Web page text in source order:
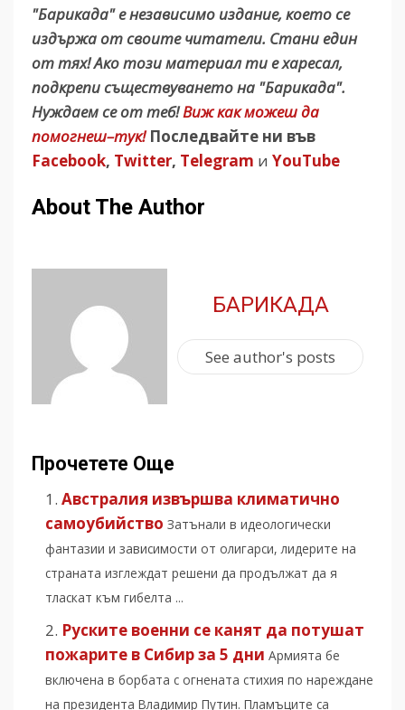
"Барикада" е независимо издание, което се
издържа от своите читатели. Стани един
от тях! Ако този материал ти е харесал,
подкрепи съществуването на "Барикада".
Нуждаем се от теб!Виж как можеш да
помогнеш–тук! Последвайте ни във
Facebook, Twitter, Telegram и YouTube
About The Author
БАРИКАДА
See author's posts
Прочетете Още
Австралия извършва климатично
самоубийство Затънали в идеологически
фантазии и зависимости от олигарси, лидерите на
страната изглеждат решени да продължат да я
тласкат към гибелта ...
Руските военни се канят да потушат
пожарите в Сибир за 5 дни Армията бе
включена в борбата с огнената стихия по нареждане
на президента Владимир Путин. Пламъците са